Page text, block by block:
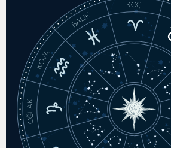
BALIK
KOÇ
OĞLAK
KOVA